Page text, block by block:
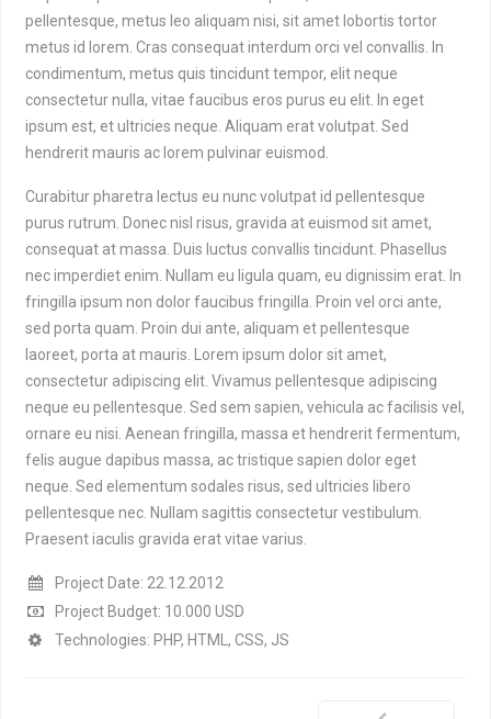
pellentesque, metus leo aliquam nisi, sit amet lobortis tortor
metus id lorem. Cras consequat interdum orci vel convallis. In
condimentum, metus quis tincidunt tempor, elit neque
consectetur nulla, vitae faucibus eros purus eu elit. In eget
ipsum est, et ultricies neque. Aliquam erat volutpat. Sed
hendrerit mauris ac lorem pulvinar euismod.
Curabitur pharetra lectus eu nunc volutpat id pellentesque
purus rutrum. Donec nisl risus, gravida at euismod sit amet,
consequat at massa. Duis luctus convallis tincidunt. Phasellus
nec imperdiet enim. Nullam eu ligula quam, eu dignissim erat. In
fringilla ipsum non dolor faucibus fringilla. Proin vel orci ante,
sed porta quam. Proin dui ante, aliquam et pellentesque
laoreet, porta at mauris. Lorem ipsum dolor sit amet,
consectetur adipiscing elit. Vivamus pellentesque adipiscing
neque eu pellentesque. Sed sem sapien, vehicula ac facilisis vel,
ornare eu nisi. Aenean fringilla, massa et hendrerit fermentum,
felis augue dapibus massa, ac tristique sapien dolor eget
neque. Sed elementum sodales risus, sed ultricies libero
pellentesque nec. Nullam sagittis consectetur vestibulum.
Praesent iaculis gravida erat vitae varius.
Project Date: 22.12.2012
Project Budget: 10.000 USD
Technologies: PHP, HTML, CSS, JS